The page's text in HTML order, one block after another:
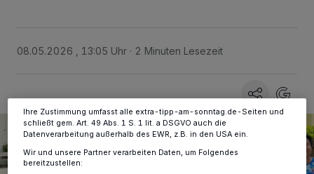
08.05.2026 , 13:05 Uhr 2 Minuten Lesezeit
dieses Menü jederzeit wieder aufrufen, um Ihre Einstellungen zu
ändern oder Ihre Einwilligung zu widerrufen, indem Sie auf den Link
Ihre Zustimmung umfasst alle extra-tipp-am-sonntag.de-Seiten und
schließt gem. Art. 49 Abs. 1 S. 1 lit. a DSGVO auch die
Datenverarbeitung außerhalb des EWR, z.B. in den USA ein.
Wir und unsere Partner verarbeiten Daten, um Folgendes
bereitzustellen: